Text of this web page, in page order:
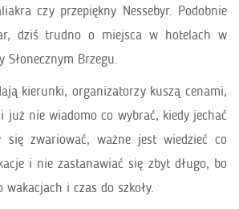
czy przepiękny Nessebyr. Podobnie
dziś trudno o miejsca w hotelach w
Słonecznym Brzegu.
kierunki, organizatorzy kuszą cenami,
już nie wiadomo co wybrać, kiedy jechać
zwariować, ważne jest wiedzieć co
i nie zastanawiać się zbyt długo, bo
i czas do szkoły.